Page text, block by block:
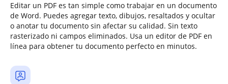
Editar un PDF es tan simple como trabajar en un documento
de Word. Puedes agregar texto, dibujos, resaltados y ocultar
o anotar tu documento sin afectar su calidad. Sin texto
rasterizado ni campos eliminados. Usa un editor de PDF en
línea para obtener tu documento perfecto en minutos.